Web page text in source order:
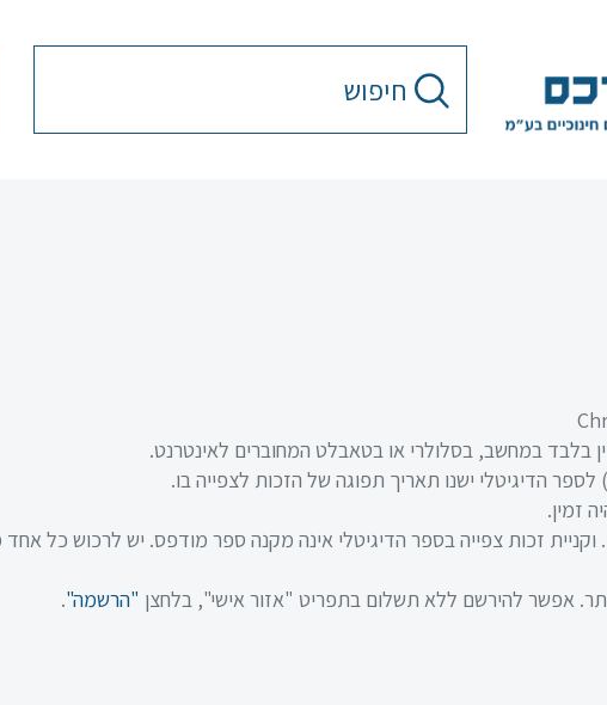
בלבד במחשב, בסלולרי או בטאבלט המחוברים לאינטרנט.
זמין.
זכות צפייה בספר הדיגיטלי אינה מקנה ספר מודפס. יש לרכוש כל
אפשר להירשם ללא תשלום בתפריט "אזור אישי", בלחצן "הרשמה".